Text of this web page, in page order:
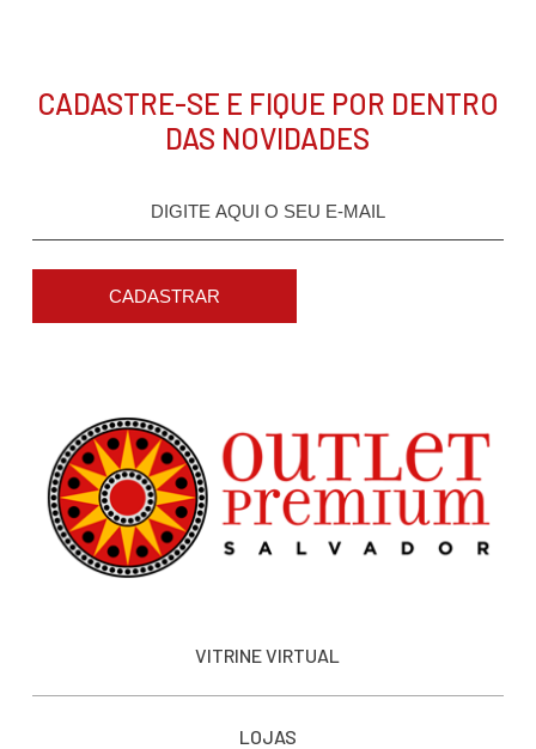
CADASTRE-SE E FIQUE POR DENTRO
DAS NOVIDADES
CADASTRAR
VITRINE VIRTUAL
LOJAS